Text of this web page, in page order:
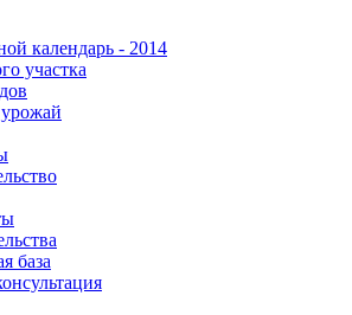
календарь - 2014
участка
база